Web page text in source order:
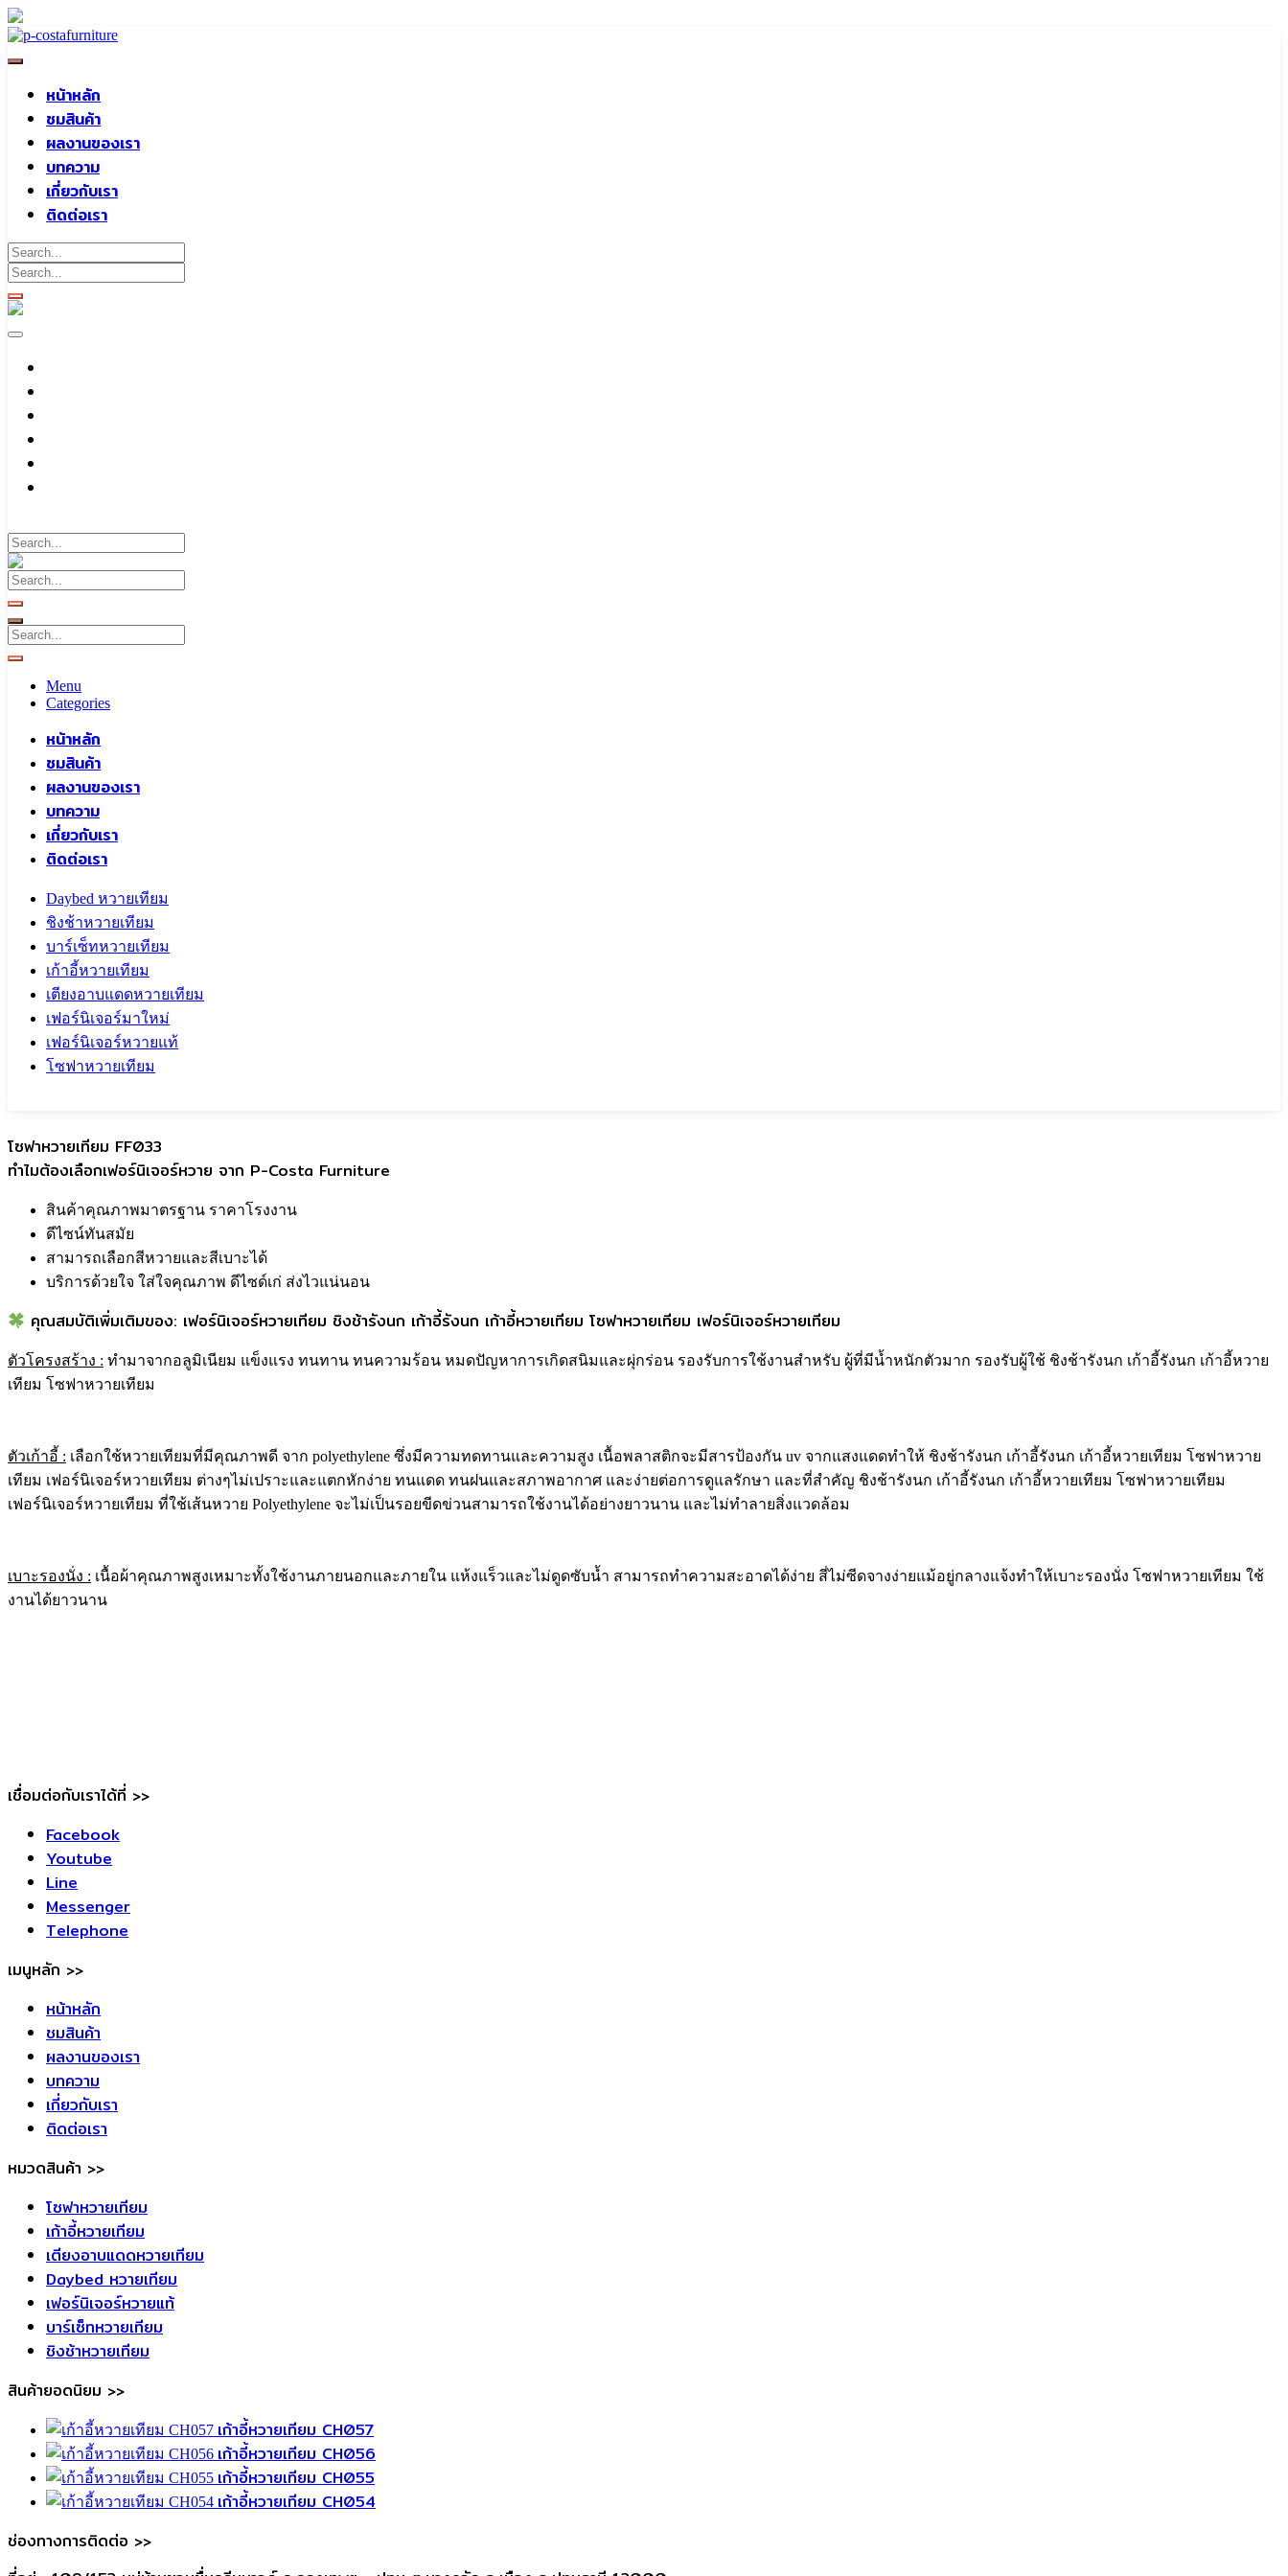
Skip
content
หน้าหลัก
ชมสินค้า
ผลงานของเรา
บทความ
เกี่ยวกับเรา
ติดต่อเรา
Menu
Categories
หน้าหลัก
ชมสินค้า
ผลงานของเรา
บทความ
เกี่ยวกับเรา
ติดต่อเรา
Daybed หวายเทียม
ชิงช้าหวายเทียม
บาร์เซ็ทหวายเทียม
เก้าอี้หวายเทียม
เตียงอาบแดดหวายเทียม
เฟอร์นิเจอร์มาใหม่
เฟอร์นิเจอร์หวายแท้
โซฟาหวายเทียม
โซฟาหวายเทียม FF033
ทำไมต้องเลือกเฟอร์นิเจอร์หวาย จาก P-Costa Furniture
สินค้าคุณภาพมาตรฐาน ราคาโรงงาน
ดีไซน์ทันสมัย
สามารถเลือกสีหวายและสีเบาะได้
บริการด้วยใจ ใส่ใจคุณภาพ ดีไซด์เก่ ส่งไวแน่นอน
คุณสมบัติเพิ่มเติมของ: เฟอร์นิเจอร์หวายเทียม ชิงช้ารังนก เก้าอี้รังนก เก้าอี้หวายเทียม โซฟาหวายเทียม เฟอร์นิเจอร์หวายเทียม
ตัวโครงสร้าง : ทำมาจากอลูมิเนียม แข็งแรง ทนทาน ทนความร้อน หมดปัญหาการเกิดสนิมและผุ่กร่อน รองรับการใช้งานสำหรับ ผู้ที่มีน้ำหนักตัวมาก รองรับผู้ใช้ ชิงช้ารังนก เก้าอี้รังนก เก้าอี้หวาย
เทียม โซฟาหวายเทียม
ตัวเก้าอี้ : เลือกใช้หวายเทียมที่มีคุณภาพดี จาก polyethylene ซึ่งมีความทดทานและความสูง เนื้อพลาสติกจะมีสารป้องกัน uv จากแสงแดดทำให้ ชิงช้ารังนก เก้าอี้รังนก เก้าอี้หวายเทียม โซฟาหวาย
เทียม เฟอร์นิเจอร์หวายเทียม ต่างๆไม่เปราะและแตกหักง่าย ทนแดด ทนฝนและสภาพอากาศ และง่ายต่อการดูแลรักษา และที่สำคัญ ชิงช้ารังนก เก้าอี้รังนก เก้าอี้หวายเทียม โซฟาหวายเทียม
เฟอร์นิเจอร์หวายเทียม ที่ใช้เส้นหวาย Polyethylene จะไม่เป็นรอยขีดข่วนสามารถใช้งานได้อย่างยาวนาน และไม่ทำลายสิ่งแวดล้อม
เบาะรองนั่ง : เนื้อผ้าคุณภาพสูงเหมาะทั้งใช้งานภายนอกและภายใน แห้งแร็วและไม่ดูดซับน้ำ สามารถทำความสะอาดได้ง่าย สี่ไม่ซีดจางง่ายแม้อยู่กลางแจ้งทำให้เบาะรองนั่ง โซฟาหวายเทียม ใช้
งานได้ยาวนาน
เชื่อมต่อกับเราได้ที่ >>
Facebook
Youtube
Line
Messenger
Telephone
เมนูหลัก >>
หน้าหลัก
ชมสินค้า
ผลงานของเรา
บทความ
เกี่ยวกับเรา
ติดต่อเรา
หมวดสินค้า >>
โซฟาหวายเทียม
เก้าอี้หวายเทียม
เตียงอาบแดดหวายเทียม
Daybed หวายเทียม
เฟอร์นิเจอร์หวายแท้
บาร์เซ็ทหวายเทียม
ชิงช้าหวายเทียม
สินค้ายอดนิยม >>
เก้าอี้หวายเทียม CH057
เก้าอี้หวายเทียม CH056
เก้าอี้หวายเทียม CH055
เก้าอี้หวายเทียม CH054
ช่องทางการติดต่อ >>